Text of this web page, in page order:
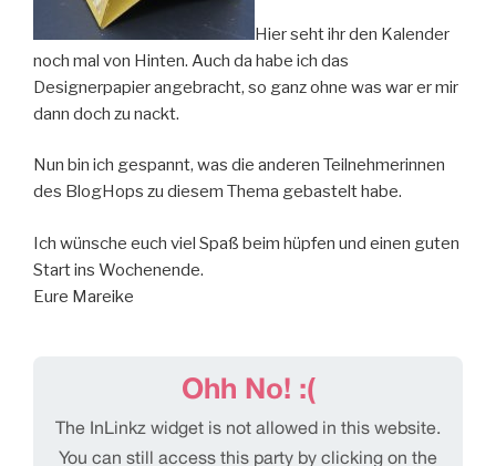
Hier seht ihr den Kalender
noch mal von Hinten. Auch da habe ich das
Designerpapier angebracht, so ganz ohne was war er mir
dann doch zu nackt.
Nun bin ich gespannt, was die anderen Teilnehmerinnen
des BlogHops zu diesem Thema gebastelt habe.
Ich wünsche euch viel Spaß beim hüpfen und einen guten
Start ins Wochenende.
Eure Mareike